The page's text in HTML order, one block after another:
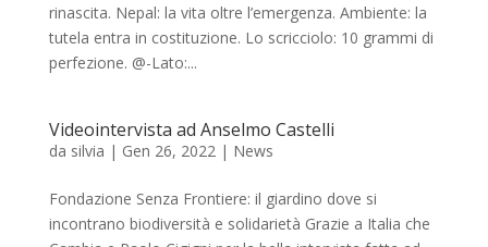
rinascita. Nepal: la vita oltre l’emergenza. Ambiente: la
tutela entra in costituzione. Lo scricciolo: 10 grammi di
perfezione. @-Lato:...
Videointervista ad Anselmo Castelli
da silvia | Gen 26, 2022 | News
Fondazione Senza Frontiere: il giardino dove si
incontrano biodiversità e solidarietà Grazie a Italia che